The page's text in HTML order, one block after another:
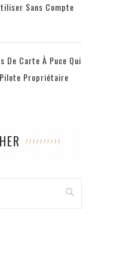
Sans Compte
De Carte À Puce Qui
Propriétaire